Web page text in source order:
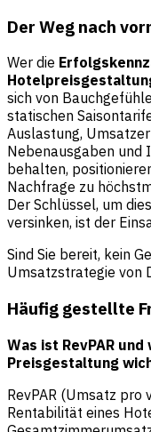
Der Weg nach
Wer die
sich von
statischen
Auslastung,
Nebenausgaben und
behalten,
Nachfrage zu
Der Schlüssel, um
versinken, ist der
Sind Sie bereit, kein
Umsatzstrategie von
Häufig gestellte
Was ist RevPAR
Preisgestaltung
RevPAR (Umsatz pro
Rentabilität eines